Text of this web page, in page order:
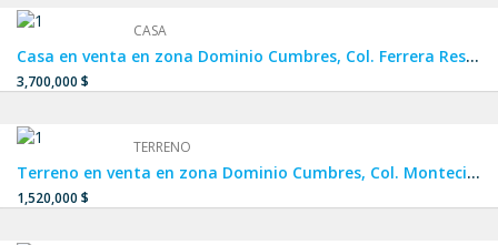
CASA
Casa en venta en zona Dominio Cumbres, Col. Ferrera Residencial, FRACCIONAMIENTO PRIVADO a un lado de Cumbres La Rioja y Privalia Cumbres.
3,700,000 $
TERRENO
Terreno en venta en zona Dominio Cumbres, Col. Montecinos Residencial, cerca de PRIVALIA CUMBRES Y CUMBRES LA RIOJA en García.
1,520,000 $